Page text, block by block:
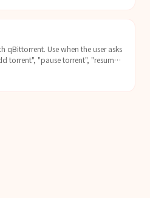
qBittorrent. Use when the user asks
torrent", "pause torrent", "resume
stats", or mentions
management.